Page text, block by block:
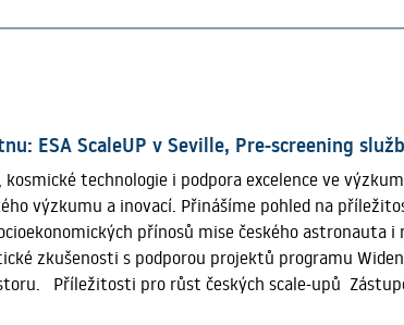
mezinárodní viditelnosti. Oborově
je v mezinárodním měřítku mimořádně
zůstává v Česku ve srovnání s vyspělými
výzkumu přibližně 17,6 eur, ve Finsku
letech dále prohlubuje. Evaluace
jen mírně, zatímco řada evropských států své
význam. Do prvních tří veřejných soutěží
státní podporou přes 3,6 miliardy korun.
a vytváří prostor pro spolupráci
ESA ScaleUP v Seville, Pre-screening
kosmické technologie i podpora excelence ve
výzkumu a inovací. Přinášíme pohled na
přínosů mise českého astronauta
zkušenosti s podporou projektů programu
Příležitosti pro růst českých scale-upů